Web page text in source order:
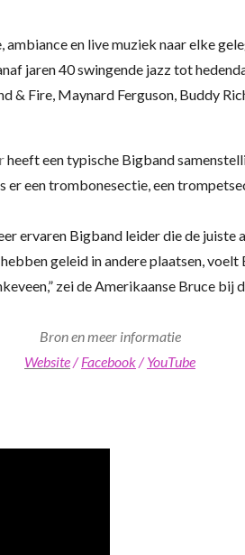
en live muziek naar elke
jaren 40 swingende jazz tot
& Fire, Maynard Ferguson, Buddy
heeft een typische Bigband
een trombonesectie, een
ervaren Bigband leider die de
geleid in andere plaatsen,
zei de Amerikaanse Bruce bij
Bron en meer informatie
Website/Facebook/YouTube